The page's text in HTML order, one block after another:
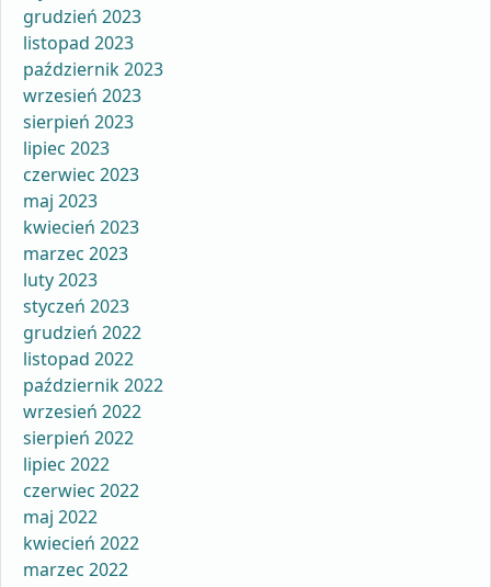
grudzień 2023
listopad 2023
październik 2023
wrzesień 2023
sierpień 2023
lipiec 2023
czerwiec 2023
maj 2023
kwiecień 2023
marzec 2023
luty 2023
styczeń 2023
grudzień 2022
listopad 2022
październik 2022
wrzesień 2022
sierpień 2022
lipiec 2022
czerwiec 2022
maj 2022
kwiecień 2022
marzec 2022